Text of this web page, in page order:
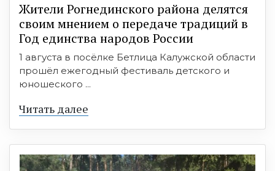
Жители Рогнединского района делятся
своим мнением о передаче традиций в
Год единства народов России
1 августа в посёлке Бетлица Калужской области
прошёл ежегодный фестиваль детского и
юношеского ...
Читать далее